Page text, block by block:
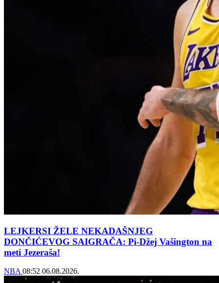
LEJKERSI ŽELE NEKADAŠNJEG
DONČIĆEVOG SAIGRAČA: Pi-Džej Vašington na
meti Jezeraša!
NBA08:52 06.08.2026.